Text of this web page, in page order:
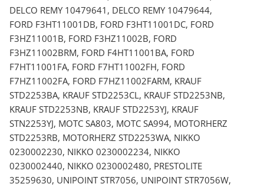
DELCO REMY 10479641, DELCO REMY 10479644,
FORD F3HT11001DB, FORD F3HT11001DC, FORD
F3HZ11001B, FORD F3HZ11002B, FORD
F3HZ11002BRM, FORD F4HT11001BA, FORD
F7HT11001FA, FORD F7HT11002FH, FORD
F7HZ11002FA, FORD F7HZ11002FARM, KRAUF
STD2253BA, KRAUF STD2253CL, KRAUF STD2253NB,
KRAUF STD2253NB, KRAUF STD2253YJ, KRAUF
STN2253YJ, MOTC SA803, MOTC SA994, MOTORHERZ
STD2253RB, MOTORHERZ STD2253WA, NIKKO
0230002230, NIKKO 0230002234, NIKKO
0230002440, NIKKO 0230002480, PRESTOLITE
35259630, UNIPOINT STR7056, UNIPOINT STR7056W,